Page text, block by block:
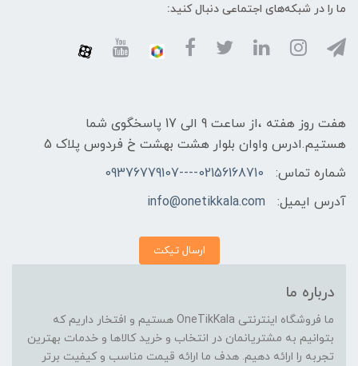
ما را در شبکه‌های اجتماعی دنبال کنید:
هفت روز هفته ،از ساعت 9 الی 17 پاسخگوی شما
هستیم.ادرس واوان بلوار هشت بهشت خ فردوس پلاک 5
شماره تماس:
02156168710----09376779107
آدرس ایمیل:
info@onetikkala.com
ارسال تیکت
درباره ما
ما فروشگاه اینترنتی OneTikKala هستیم و افتخار داریم که
بتوانیم به مشتریانمان در انتخاب و خرید کالاها و خدمات بهترین
تجربه را ارائه دهیم. هدف ما ارائه قیمت مناسب و کیفیت برتر